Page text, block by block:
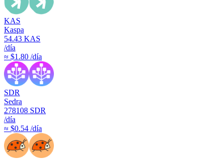
KAS
Kaspa
54.43 KAS
/día
≈ $1.80 /día
SDR
Sedra
278108 SDR
/día
≈ $0.54 /día